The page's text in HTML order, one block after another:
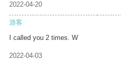
2022-04-20
游客
I called you 2 times. W
2022-04-03